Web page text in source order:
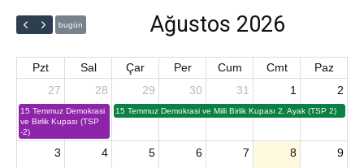
bugün Ağustos 2026
Pzt Sal Çar Per Cum Cmt
Paz
27
15 Temmuz Demokrasi
ve Birlik Kupası (TSP
-2)
28 29
15 Temmuz Demokrasi ve Milli Birlik Kupası 2. Ayak (TSP 2)
30 31 1 2
3 4 5 6 7 8 9